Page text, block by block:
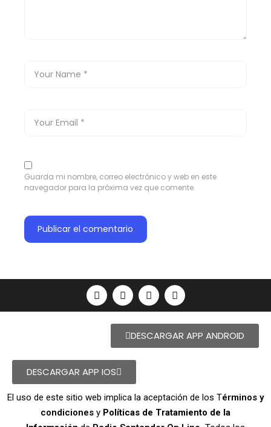
Guarda mi nombre, correo electrónico y web en este
navegador para la próxima vez que comente.
DESCARGAR APP ANDROID
DESCARGAR APP IOS
El uso de este sitio web implica la aceptación de los Términos y
condiciones y Políticas de Tratamiento de la